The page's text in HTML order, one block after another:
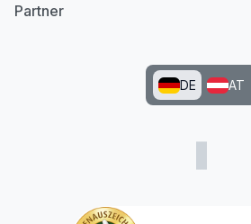
Partner
DE AT